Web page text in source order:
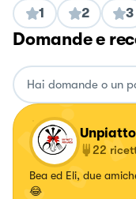
1 2 3
Domande e
22
Bea ed Eli, due
😂